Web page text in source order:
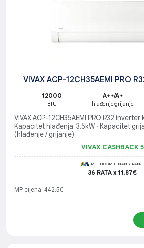
VIVAX ACP-12CH35AEMI PRO
12000
BTU
A++/A+
hlađenje/grijanje
VIVAX ACP-12CH35AEMI PRO R32 inverter
Kapacitet hlađenja: 3.5kW ∙ Kapacitet
(hlađenje / grijanje)
VIVAX CASHBACK
MULTICOM
36 RATA x 11.87€
MP cijena: 442.5€